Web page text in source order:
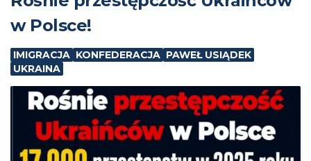
w Polsce!
IMIGRACJA KONFEDERACJA PAWEŁ USIĄDEK
UKRAINA